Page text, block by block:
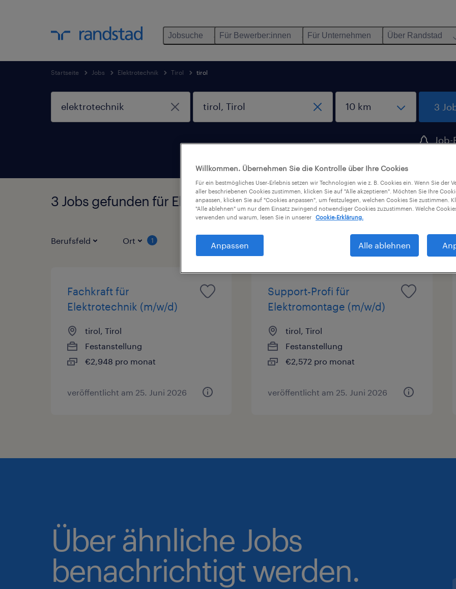
Jobsuche Für Bewerber:innen Für Unternehmen Über Randstad
Startseite Jobs Elektrotechnik Tirol tirol
3
3 Jobs gefunden für Elektrotechnik in tirol, Tirol
Berufsfeld Ort 1 Vertragsarten
Fachkraft für
Elektrotechnik (m/w/d)
tirol, Tirol
Festanstellung
€2,948 pro monat
veröffentlicht am 25. Juni 2026
Support-Profi für
Elektromontage (m/w/d)
tirol, Tirol
Festanstellung
€2,572 pro monat
veröffentlicht am 25. Juni 2026
Über ähnliche Jobs
benachrichtigt werden.
Willkommen. Übernehmen Sie die Kontrolle über Ihre Cookies
Für ein bestmögliches User-Erlebnis setzen wir Technologien wie z. B. Cookies ein. Wenn Sie der
aller beschriebenen Cookies zustimmen, klicken Sie auf "Alle akzeptieren". Möchten Sie Ihre
anpassen, klicken Sie auf "Cookies anpassen", um festzulegen, welchen Cookies Sie zustimmen.
"Alle ablehnen" um nur dem Einsatz zwingend notwendiger Cookies zuzustimmen. Welche
verwenden und warum, lesen Sie in unserer
Cookie-Erklärung.
Anpassen Alle ablehnen